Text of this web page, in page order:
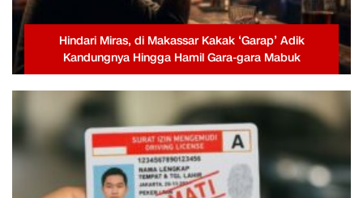
Hindari Miras, di Makassar Kakak ‘Garap’ Adik
Kandungnya Hingga Hamil Gara-gara Mabuk